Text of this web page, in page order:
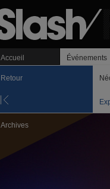
Accueil Événements
Retour
Archives